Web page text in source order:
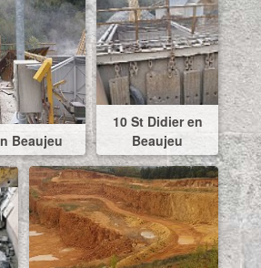
Beaujeu
10 St Didier en
Beaujeu